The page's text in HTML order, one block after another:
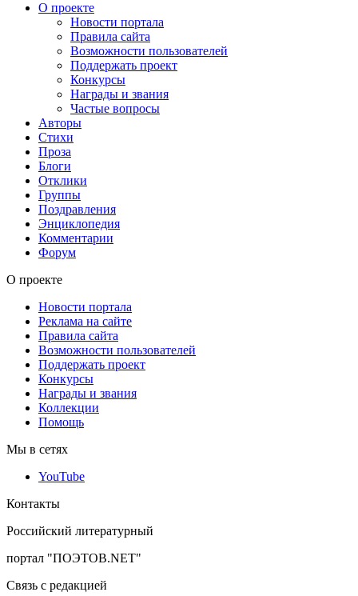
О проекте
Новости портала
Правила сайта
Возможности пользователей
Поддержать проект
Конкурсы
Награды и звания
Частые вопросы
Авторы
Стихи
Проза
Блоги
Отклики
Группы
Поздравления
Энциклопедия
Комментарии
Форум
О проекте
Новости портала
Реклама на сайте
Правила сайта
Возможности пользователей
Поддержать проект
Конкурсы
Награды и звания
Коллекции
Помощь
Мы в сетях
YouTube
Контакты
Российский литературный
портал "ПОЭТОВ.NET"
Связь с редакцией